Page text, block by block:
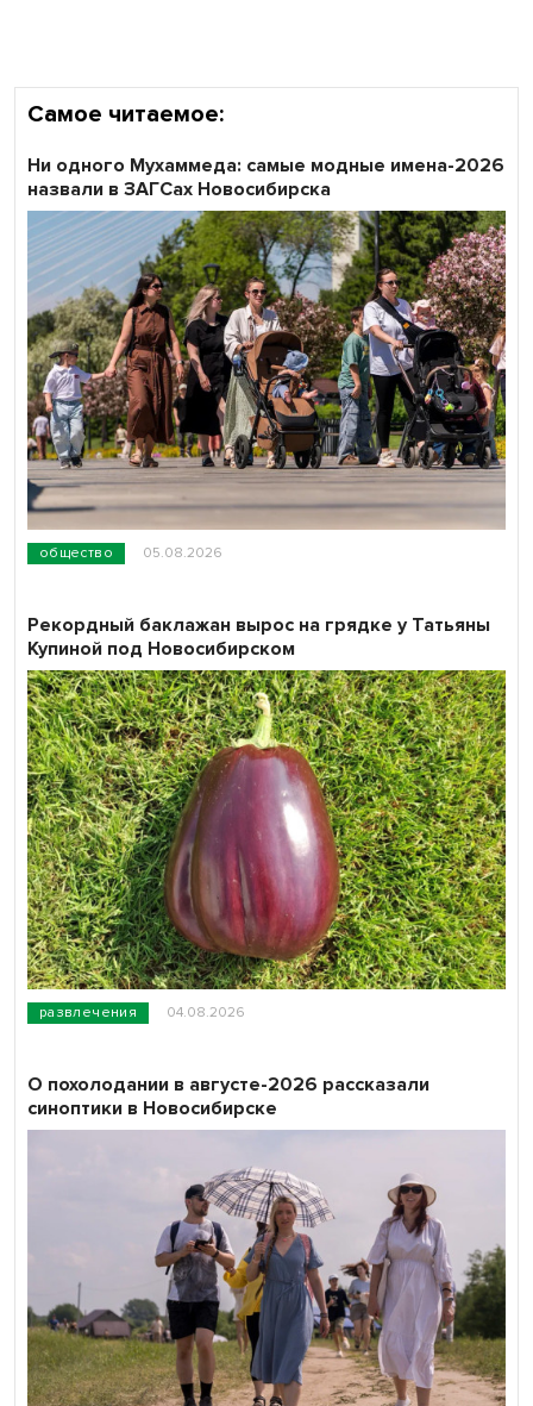
Самое читаемое:
общество 05.08.2026
Ни одного Мухаммеда: самые модные имена-2026
назвали в ЗАГСах Новосибирска
развлечения 04.08.2026
Рекордный баклажан вырос на грядке у Татьяны
Купиной под Новосибирском
О похолодании в августе-2026 рассказали
синоптики в Новосибирске